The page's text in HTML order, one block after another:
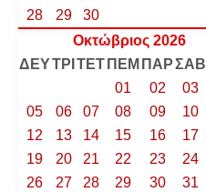
28
29
30
Οκτώβριος 2026
ΔΕΥΤΡΙ ΤΕΤ ΠΕΜ ΠΑΡΣΑΒ
01
02 03
05
06 07 08 09 10
12
13 14 15 16 17
19
20 21 22 23 24
26
27 28 29 30 31